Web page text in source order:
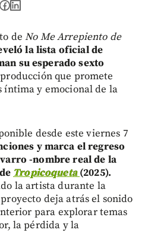
deNo Me Arrepiento de
la lista oficial de
su esperado sexto
que promete
íntima y emocional de la
desde este viernes 7
y marca el regreso
-nombre real de la
Tropicoqueta (2025).
la artista durante la
deja atrás el sonido
para explorar temas
la pérdida y la